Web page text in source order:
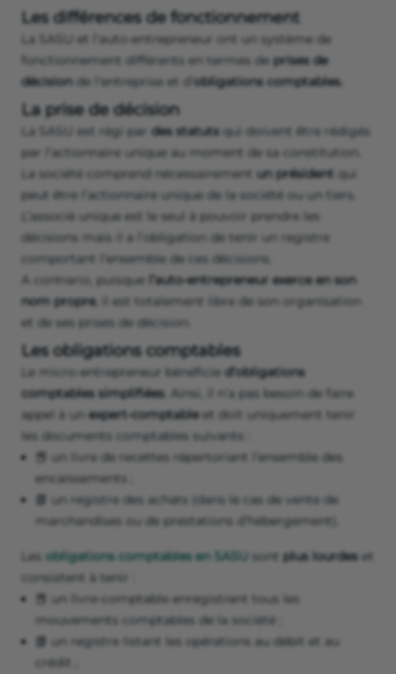
Les différences de fonctionnement
La SASU et l’auto-entrepreneur ont un système de
fonctionnement différents en termes de prises de
décisionde l’entreprise et d’ obligations comptables.
La prise de décision
La SASU est régi par des statuts qui doivent être rédigés
par l’actionnaire unique au moment de sa constitution.
La société comprend nécessairement un président qui
peut être l’actionnaire unique de la société ou un tiers.
L’associé unique est le seul à pouvoir prendre les
décisions mais il a l’obligation de tenir un registre
comportant l’ensemble de ces décisions.
A contrario, puisque
l’auto-entrepreneur exerce en son
nom propre, il est totalement libre de son organisation
et de ses prises de décision.
Les obligations comptables
Le micro-entrepreneur bénéficie d’obligations
comptables simplifiées. Ainsi, il n’a pas besoin de faire
appel à un expert-comptableet doit uniquement tenir
les documents comptables suivants :
📕 un livre de recettes répertoriant l’ensemble des
encaissements ;
📗 un registre des achats (dans le cas de vente de
marchandises ou de prestations d’hébergement).
Les obligations comptables en SASU sont plus lourdes et
consistent à tenir :
📕 un livre-comptable enregistrant tous les
mouvements comptables de la société ;
📗 un registre listant les opérations au débit et au
crédit ;